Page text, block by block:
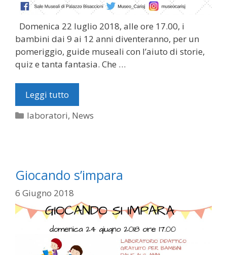
Domenica 22 luglio 2018, alle ore 17.00, i
bambini dai 9 ai 12 anni diventeranno, per un
pomeriggio, guide museali con l’aiuto di storie,
quiz e tanta fantasia. Che …
Leggi tutto
Categorie
laboratori, News
Giocando s’impara
6 Giugno 2018